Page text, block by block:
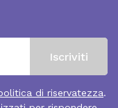
di riservatezza.